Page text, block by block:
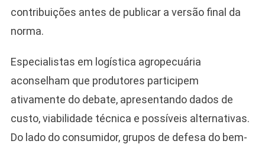
contribuições antes de publicar a versão final da
norma.
Especialistas em logística agropecuária
aconselham que produtores participem
ativamente do debate, apresentando dados de
custo, viabilidade técnica e possíveis alternativas.
Do lado do consumidor, grupos de defesa do bem-